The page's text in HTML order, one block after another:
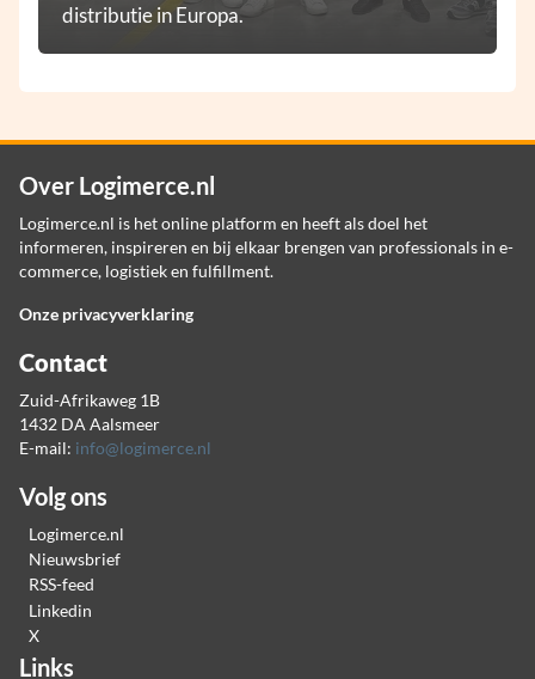
distributie in Europa.
Over Logimerce.nl
Logimerce.nl is het online platform en heeft als doel het
informeren, inspireren en bij elkaar brengen van professionals in e-
commerce, logistiek en fulfillment.
Onze privacyverklaring
Contact
Zuid-Afrikaweg 1B
1432 DA Aalsmeer
E-mail: info@logimerce.nl
Volg ons
Logimerce.nl
Nieuwsbrief
RSS-feed
Linkedin
X
Links